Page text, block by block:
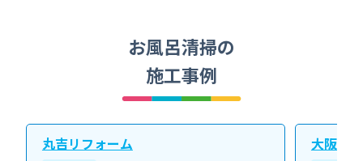
お風呂清掃の
施工事例
丸吉リフォーム 大阪北